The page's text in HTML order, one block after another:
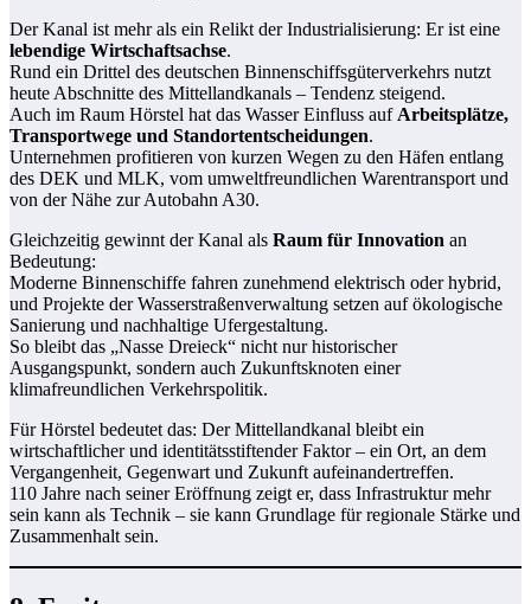
Der Kanal ist mehr als ein Relikt der Industrialisierung: Er ist eine
lebendige Wirtschaftsachse.
Rund ein Drittel des deutschen Binnenschiffsgüterverkehrs nutzt
heute Abschnitte des Mittellandkanals – Tendenz steigend.
Auch im Raum Hörstel hat das Wasser Einfluss auf Arbeitsplätze,
Transportwege und Standortentscheidungen.
Unternehmen profitieren von kurzen Wegen zu den Häfen entlang
des DEK und MLK, vom umweltfreundlichen Warentransport und
von der Nähe zur Autobahn A30.
Gleichzeitig gewinnt der Kanal als Raum für Innovation an
Bedeutung:
Moderne Binnenschiffe fahren zunehmend elektrisch oder hybrid,
und Projekte der Wasserstraßenverwaltung setzen auf ökologische
Sanierung und nachhaltige Ufergestaltung.
So bleibt das „Nasse Dreieck“ nicht nur historischer
Ausgangspunkt, sondern auch Zukunftsknoten einer
klimafreundlichen Verkehrspolitik.
Für Hörstel bedeutet das: Der Mittellandkanal bleibt ein
wirtschaftlicher und identitätsstiftender Faktor – ein Ort, an dem
Vergangenheit, Gegenwart und Zukunft aufeinandertreffen.
110 Jahre nach seiner Eröffnung zeigt er, dass Infrastruktur mehr
sein kann als Technik – sie kann Grundlage für regionale Stärke und
Zusammenhalt sein.